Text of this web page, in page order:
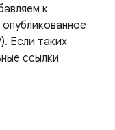
к
Если таких
ссылки